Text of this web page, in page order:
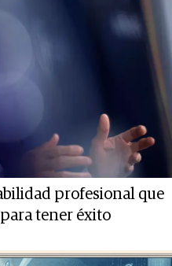
profesional que
tener éxito